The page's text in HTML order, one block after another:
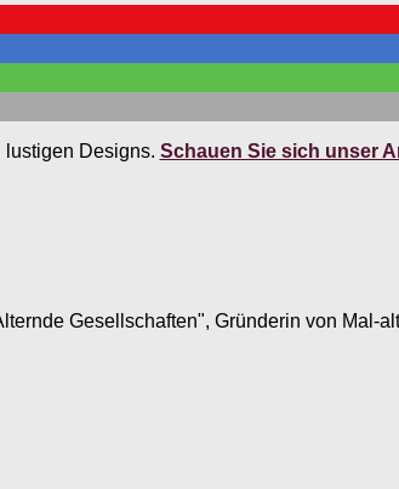
lustigen Designs. Schauen Sie sich unser
Gesellschaften", Gründerin von Mal-